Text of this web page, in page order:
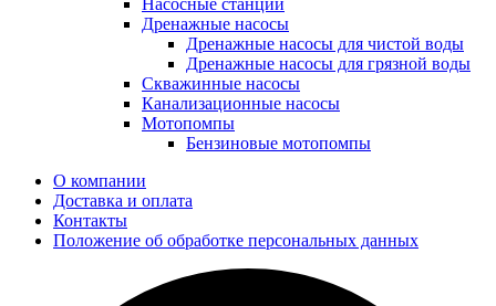
Дренажные насосы
Дренажные насосы для чистой воды
Дренажные насосы для грязной воды
Скважинные насосы
Канализационные насосы
Мотопомпы
Бензиновые мотопомпы
О компании
Доставка и оплата
Контакты
Положение об обработке персональных данных